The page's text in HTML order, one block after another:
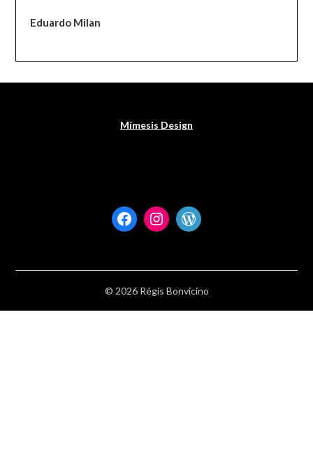
Eduardo Milan
Mímesis Design
Facebook
InstagramWordPress
© 2026 Régis Bonvicino